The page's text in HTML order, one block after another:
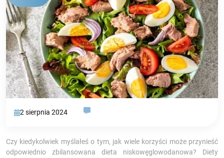
2 sierpnia 2024
Czy kiedykolwiek myślałeś o tym, jak wiele korzyści może przynieść
odpowiednio zbilansowana dieta niskowęglowodanowa? Diety